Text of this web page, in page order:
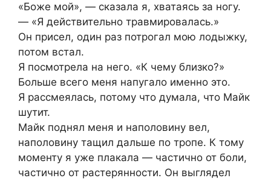
«Боже мой», — сказала я, хватаясь за ногу.
— «Я действительно травмировалась.»
Он присел, один раз потрогал мою лодыжку,
потом встал.
Я посмотрела на него. «К чему близко?»
Больше всего меня напугало именно это.
Я рассмеялась, потому что думала, что Майк
шутит.
Майк поднял меня и наполовину вел,
наполовину тащил дальше по тропе. К тому
моменту я уже плакала — частично от боли,
частично от растерянности. Он выглядел